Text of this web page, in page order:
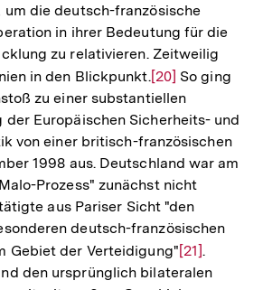
die deutsch-französische
in ihrer Bedeutung für die
zu relativieren. Zeitweilig
in den Blickpunkt.Zur
Auflösung
der
Fußnote
[20] So ging
zu einer substantiellen
Europäischen Sicherheits- und
von einer britisch-französischen
1998 aus. Deutschland war am
Prozess" zunächst nicht
aus Pariser Sicht "den
deutsch-französischen
Gebiet der Verteidigung"Zur
Auflösung
[21].
den ursprünglich bilateralen